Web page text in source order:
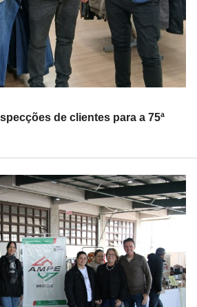
de clientes para a 75ª